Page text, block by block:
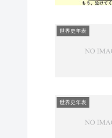
世界史年表
世界史年表